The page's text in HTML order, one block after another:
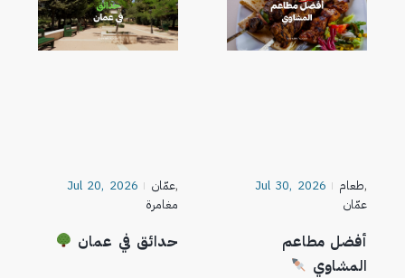
Jul 30, 2026 طعام,
عمّان
أفضل مطاعم
المشاوي
Jul 20, 2026 عمّان,
مغامرة
حدائق في عمان